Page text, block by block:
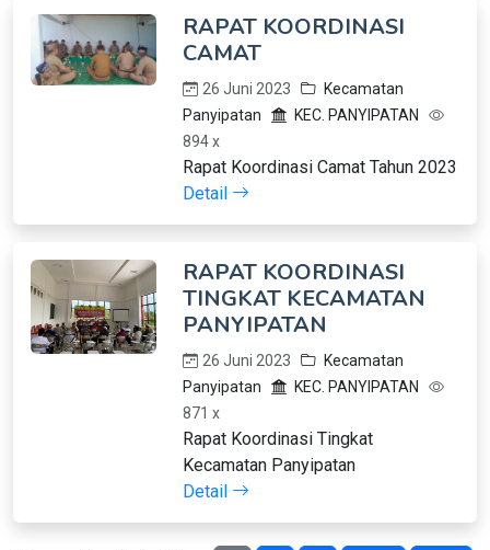
RAPAT KOORDINASI
CAMAT
26 Juni 2023
Kecamatan
Panyipatan
KEC. PANYIPATAN
894 x
Rapat Koordinasi Camat Tahun 2023
Detail
RAPAT KOORDINASI
TINGKAT KECAMATAN
PANYIPATAN
26 Juni 2023
Kecamatan
Panyipatan
KEC. PANYIPATAN
871 x
Rapat Koordinasi Tingkat
Kecamatan Panyipatan
Detail